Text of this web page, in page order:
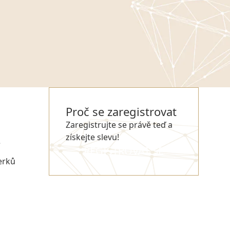
Proč se zaregistrovat
Zaregistrujte se právě teď a
získejte slevu!
REGISTROVAT SE